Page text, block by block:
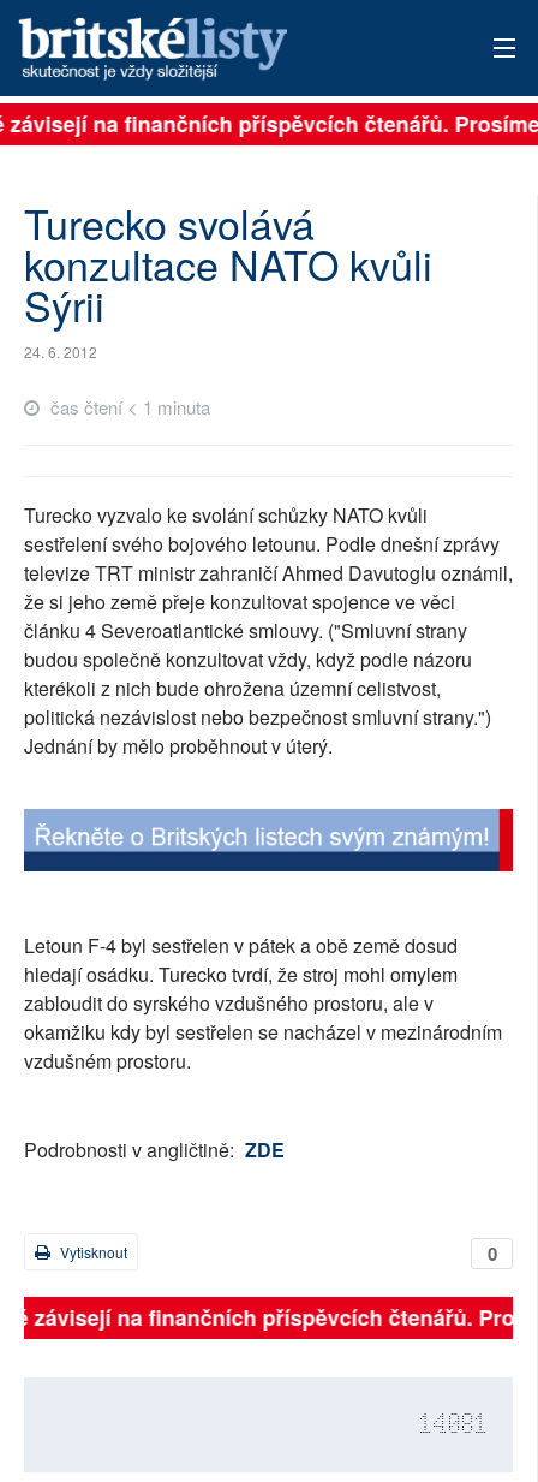
PŘIHLÁSIT
ARCHIV
ROZHOVORY
TÉMATA
NEJČTENĚJŠÍ ZA 7 DNÍ
PŘÍSPĚVKY NA PROVOZ
SOCIÁLNÍ SÍTĚ
RUBRIKY
PLNÁ VERZE STRÁNEK
na finančních příspěvcích čtenářů.
Turecko svolává
konzultace NATO kvůli
Sýrii
24. 6. 2012
čas čtení < 1 minuta
Turecko vyzvalo ke svolání schůzky NATO kvůli
sestřelení svého bojového letounu. Podle dnešní zprávy
televize TRT ministr zahraničí Ahmed Davutoglu oznámil,
že si jeho země přeje konzultovat spojence ve věci
článku 4 Severoatlantické smlouvy. ("Smluvní strany
budou společně konzultovat vždy, když podle názoru
kterékoli z nich bude ohrožena územní celistvost,
politická nezávislost nebo bezpečnost smluvní strany.")
Jednání by mělo proběhnout v úterý.
Letoun F-4 byl sestřelen v pátek a obě země dosud
hledají osádku. Turecko tvrdí, že stroj mohl omylem
zabloudit do syrského vzdušného prostoru, ale v
okamžiku kdy byl sestřelen se nacházel v mezinárodním
vzdušném prostoru.
Podrobnosti v angličtině: ZDE
0
Vytisknout
závisejí na finančních příspěvcích čtenářů.
14081